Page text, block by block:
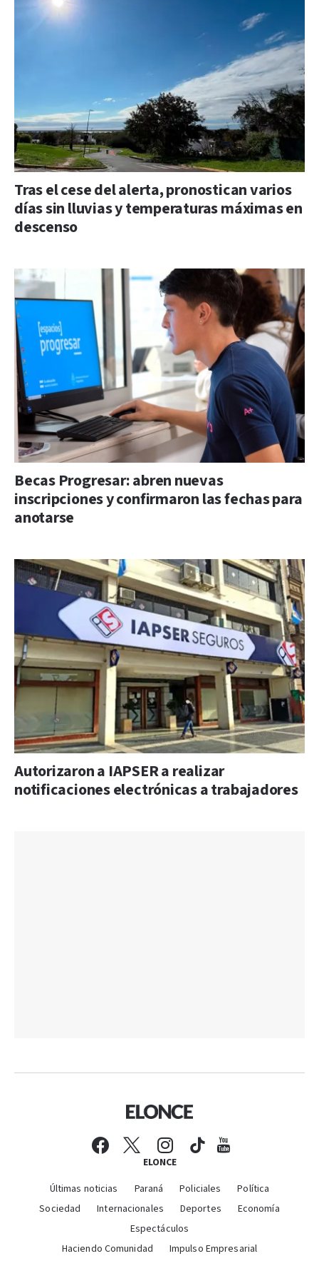
Tras el cese del alerta, pronostican varios
días sin lluvias y temperaturas máximas en
descenso
Becas Progresar: abren nuevas
inscripciones y confirmaron las fechas para
anotarse
Autorizaron a IAPSER a realizar
notificaciones electrónicas a trabajadores
ELONCE
Últimas noticias Paraná Policiales
Política
Sociedad
Internacionales Deportes
Economía
Espectáculos
Haciendo Comunidad
Impulso Empresarial